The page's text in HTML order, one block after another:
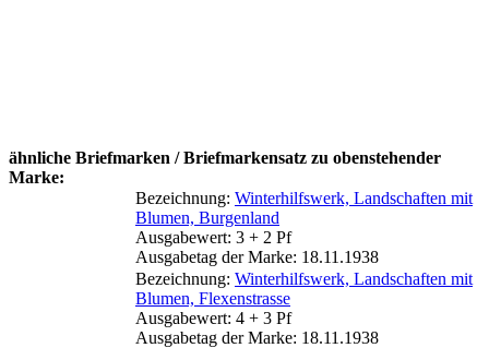
ähnliche Briefmarken / Briefmarkensatz zu obenstehender
Marke:
Bezeichnung: Winterhilfswerk, Landschaften mit
Blumen, Burgenland
Ausgabewert: 3 + 2 Pf
Ausgabetag der Marke: 18.11.1938
Bezeichnung: Winterhilfswerk, Landschaften mit
Blumen, Flexenstrasse
Ausgabewert: 4 + 3 Pf
Ausgabetag der Marke: 18.11.1938